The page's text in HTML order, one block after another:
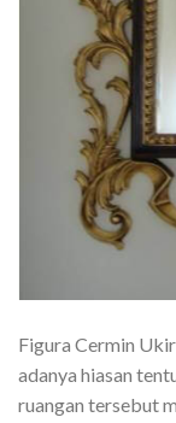
Figura Cermin
adanya hiasan
ruangan tersebut